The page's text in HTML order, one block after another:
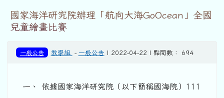
國家海洋研究院辦理「航向大海GoOcean」全國
兒童繪畫比賽
一般公告 教學組 - 一般公告 | 2022-04-22 | 點閱數： 694
一、 依據國家海洋研究院（以下簡稱國海院）111